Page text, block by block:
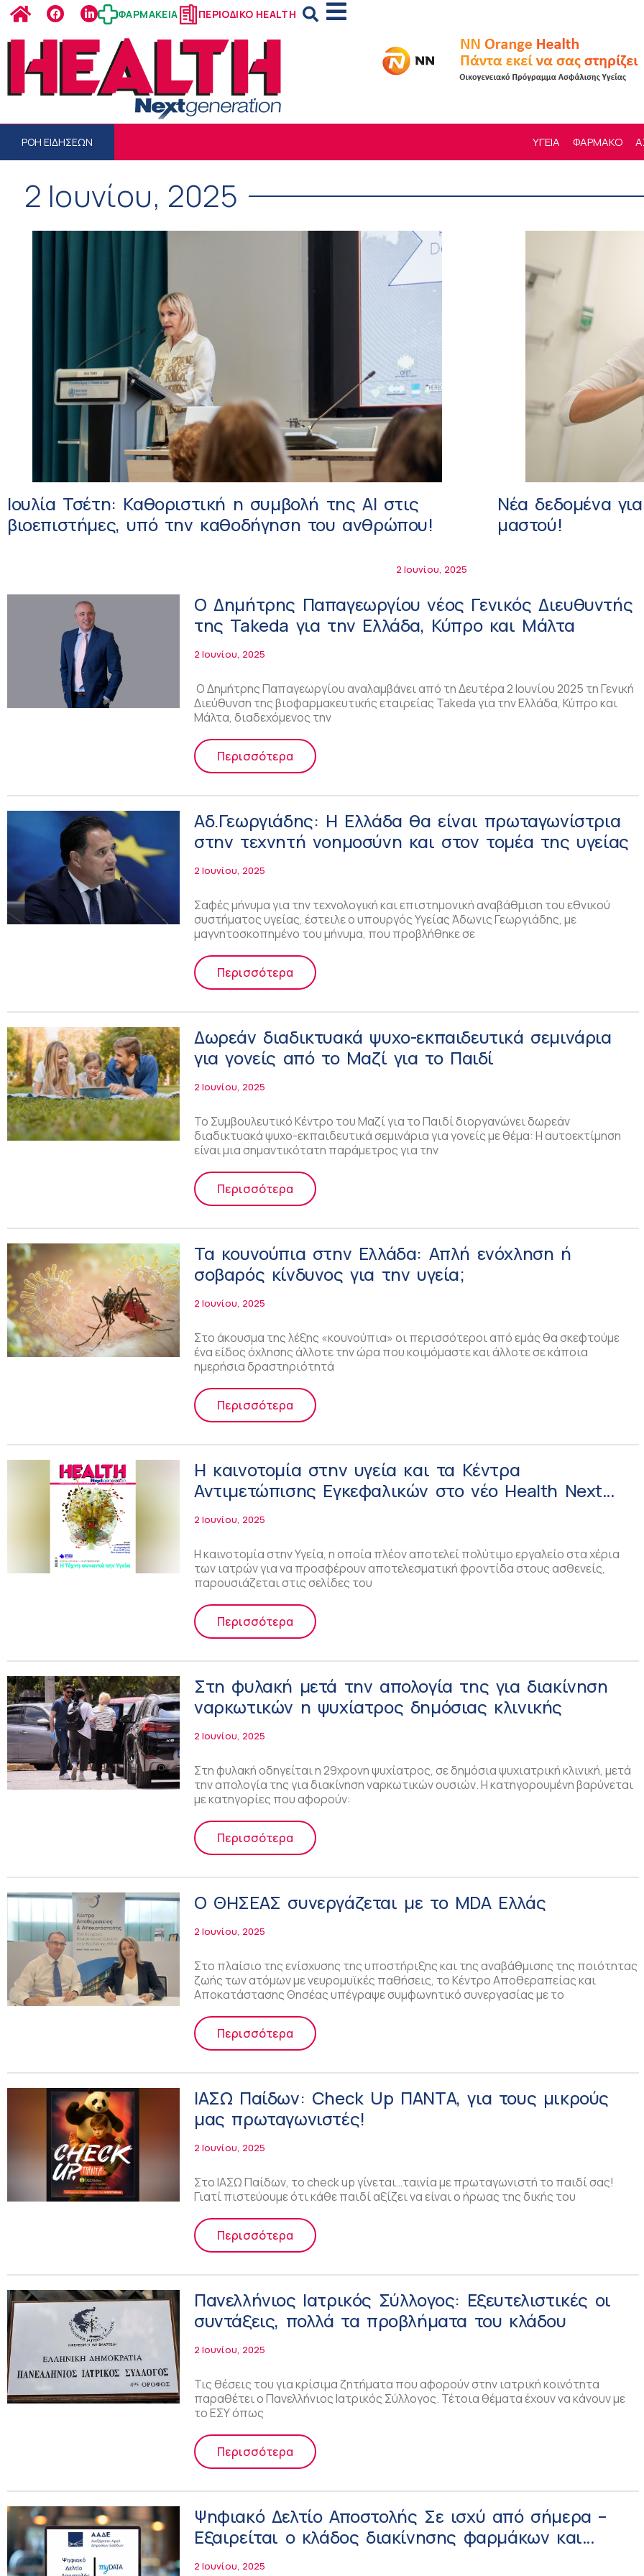
ΦΑΡΜΑΚΕΙΑ ΠΕΡΙΟΔΙΚΟ HEALTH
ΡΟΗ ΕΙΔΗΣΕΩΝ ΥΓΕΙΑ ΦΑΡΜΑΚΟ
2 Ιουνίου, 2025
Ιουλία Τσέτη: Καθοριστική η συμβολή της ΑΙ στις
βιοεπιστήμες, υπό την καθοδήγηση του ανθρώπου!
2 Ιουνίου, 2025
Νέα δεδομένα
μαστού!
O Δημήτρης Παπαγεωργίου νέος Γενικός Διευθυντής
της Takeda για την Ελλάδα, Κύπρο και Μάλτα
2 Ιουνίου, 2025
O Δημήτρης Παπαγεωργίου αναλαμβάνει από τη Δευτέρα 2 Ιουνίου 2025 τη Γενική
Διεύθυνση της βιοφαρμακευτικής εταιρείας Takeda για την Ελλάδα, Κύπρο και
Μάλτα, διαδεχόμενος την
Περισσότερα
Αδ.Γεωργιάδης: Η Ελλάδα θα είναι πρωταγωνίστρια
στην τεχνητή νοημοσύνη και στον τομέα της υγείας
2 Ιουνίου, 2025
Σαφές μήνυμα για την τεχνολογική και επιστημονική αναβάθμιση του εθνικού
συστήματος υγείας, έστειλε ο υπουργός Υγείας Άδωνις Γεωργιάδης, με
μαγνητοσκοπημένο του μήνυμα, που προβλήθηκε σε
Περισσότερα
Δωρεάν διαδικτυακά ψυχο-εκπαιδευτικά σεμινάρια
για γονείς από το Μαζί για το Παιδί
2 Ιουνίου, 2025
Το Συμβουλευτικό Κέντρο του Μαζί για το Παιδί διοργανώνει δωρεάν
διαδικτυακά ψυχο-εκπαιδευτικά σεμινάρια για γονείς με θέμα: Η αυτοεκτίμηση
είναι μια σημαντικότατη παράμετρος για την
Περισσότερα
Τα κουνούπια στην Ελλάδα: Aπλή ενόχληση ή
σοβαρός κίνδυνος για την υγεία;
2 Ιουνίου, 2025
Στο άκουσμα της λέξης «κουνούπια» οι περισσότεροι από εμάς θα σκεφτούμε
ένα είδος όχλησης άλλοτε την ώρα που κοιμόμαστε και άλλοτε σε κάποια
ημερήσια δραστηριότητά
Περισσότερα
Η καινοτομία στην υγεία και τα Κέντρα
Αντιμετώπισης Εγκεφαλικών στο νέο Health Next
Generation που κυκλοφορεί!
2 Ιουνίου, 2025
Η καινοτομία στην Υγεία, η οποία πλέον αποτελεί πολύτιμο εργαλείο στα χέρια
των ιατρών για να προσφέρουν αποτελεσματική φροντίδα στους ασθενείς,
παρουσιάζεται στις σελίδες του
Περισσότερα
Στη φυλακή μετά την απολογία της για διακίνηση
ναρκωτικών η ψυχίατρος δημόσιας κλινικής
2 Ιουνίου, 2025
Στη φυλακή οδηγείται η 29χρονη ψυχίατρος, σε δημόσια ψυχιατρική κλινική, μετά
την απολογία της για διακίνηση ναρκωτικών ουσιών. Η κατηγορουμένη βαρύνεται
με κατηγορίες που αφορούν:
Περισσότερα
Ο ΘΗΣΕΑΣ συνεργάζεται με το MDA Ελλάς
2 Ιουνίου, 2025
Στο πλαίσιο της ενίσχυσης της υποστήριξης και της αναβάθμισης της ποιότητας
ζωής των ατόμων με νευρομυϊκές παθήσεις, το Κέντρο Αποθεραπείας και
Αποκατάστασης Θησέας υπέγραψε συμφωνητικό συνεργασίας με το
Περισσότερα
ΙΑΣΩ Παίδων: Check Up ΠΑΝΤΑ, για τους μικρούς
μας πρωταγωνιστές!
2 Ιουνίου, 2025
Στο ΙΑΣΩ Παίδων, το check up γίνεται…ταινία με πρωταγωνιστή το παιδί σας!
Γιατί πιστεύουμε ότι κάθε παιδί αξίζει να είναι ο ήρωας της δικής του
Περισσότερα
Πανελλήνιος Ιατρικός Σύλλογος: Εξευτελιστικές οι
συντάξεις, πολλά τα προβλήματα του κλάδου
2 Ιουνίου, 2025
Τις θέσεις του για κρίσιμα ζητήματα που αφορούν στην ιατρική κοινότητα
παραθέτει ο Πανελλήνιος Ιατρικός Σύλλογος. Τέτοια θέματα έχουν να κάνουν με
το ΕΣΥ όπως
Περισσότερα
Ψηφιακό Δελτίο Αποστολής Σε ισχύ από σήμερα –
Εξαιρείται ο κλάδος διακίνησης φαρμάκων και
ιατροτεχνολογικών προϊόντων
2 Ιουνίου, 2025